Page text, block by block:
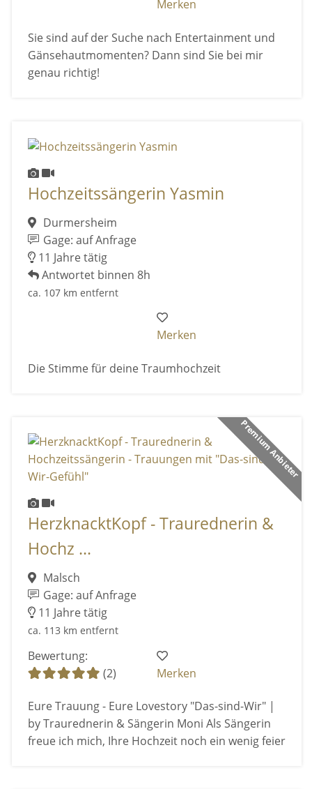
Merken
Sie sind auf der Suche nach Entertainment und
Gänsehautmomenten? Dann sind Sie bei mir
genau richtig!
Hochzeitssängerin Yasmin
Durmersheim
Gage: auf Anfrage
11 Jahre tätig
Antwortet binnen 8h
ca. 107 km entfernt
Merken
Die Stimme für deine Traumhochzeit
Premium Anbieter
HerzknacktKopf - Traurednerin &
Hochz ...
Malsch
Gage: auf Anfrage
11 Jahre tätig
ca. 113 km entfernt
Bewertung:
(2)
Merken
Eure Trauung - Eure Lovestory "Das-sind-Wir" |
by Traurednerin & Sängerin Moni Als Sängerin
freue ich mich, Ihre Hochzeit noch ein wenig feier